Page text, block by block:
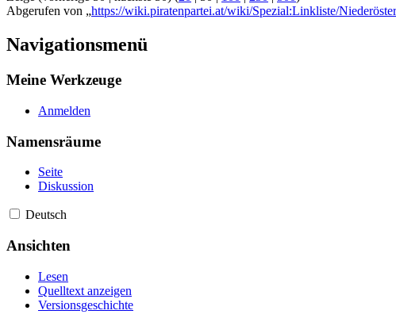
Abgerufen von „https://wiki.piratenpartei.at/wiki/Spezial:Linkliste/
Navigationsmenü
Meine Werkzeuge
Anmelden
Namensräume
Seite
Diskussion
Deutsch
Ansichten
Lesen
Quelltext anzeigen
Versionsgeschichte